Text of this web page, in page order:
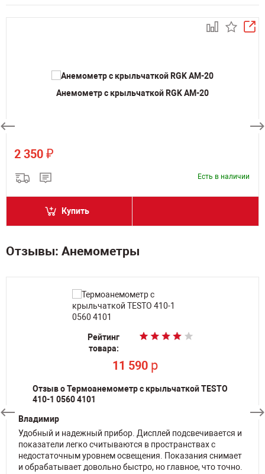
Анемометр с крыльчаткой RGK AM-20
2 350 ₽
Есть в наличии
Купить
Отзывы: Анемометры
Рейтинг
товара:
11 590 p
Отзыв о Термоанемометр с крыльчаткой TESTO
410-1 0560 4101
Владимир
Удобный и надежный прибор. Дисплей подсвечивается и
показатели легко считываются в пространствах с
недостаточным уровнем освещения. Показания снимает
и обрабатывает довольно быстро, но главное, что точно.
Рейтинг
товара:
11 590 p
товара:
9 506
товара:
9 506